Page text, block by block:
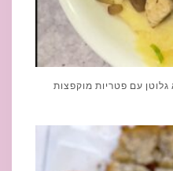
עם פטריות מוקפצות